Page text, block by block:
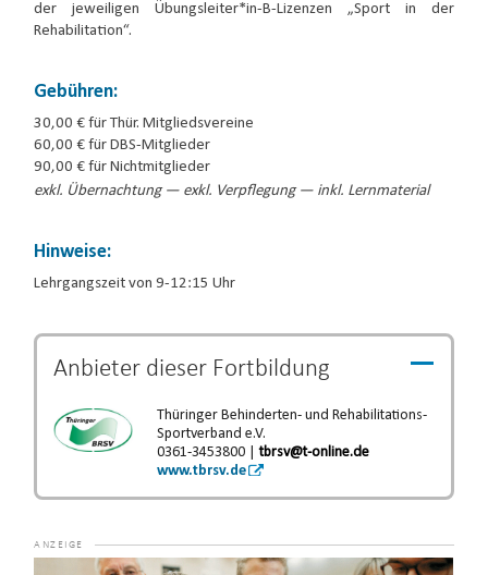
der jeweiligen Übungsleiter*in-B-Lizenzen „Sport in der
Rehabilitation“.
Gebühren:
30,00 € für Thür. Mitgliedsvereine
60,00 € für DBS-Mitglieder
90,00 € für Nichtmitglieder
exkl. Übernachtung — exkl. Verpflegung — inkl. Lernmaterial
Hinweise:
Lehrgangszeit von 9-12:15 Uhr
Anbieter dieser Fortbildung
Thüringer Behinderten- und Rehabilitations-
Sportverband e.V.
0361-3453800 |tbrsv@t-online.de
www.tbrsv.de